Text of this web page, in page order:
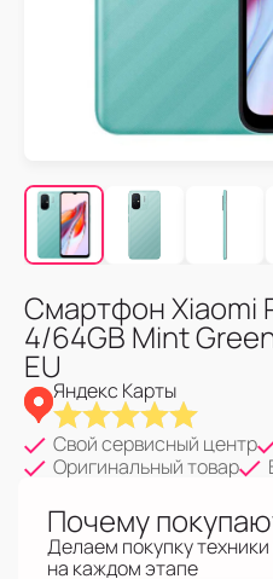
Смартфон Xiaomi
4/64GB Mint
EU
Яндекс Карты
Свой сервисный центр
Оригинальный товар
Почему
Делаем покупку
на каждом этапе